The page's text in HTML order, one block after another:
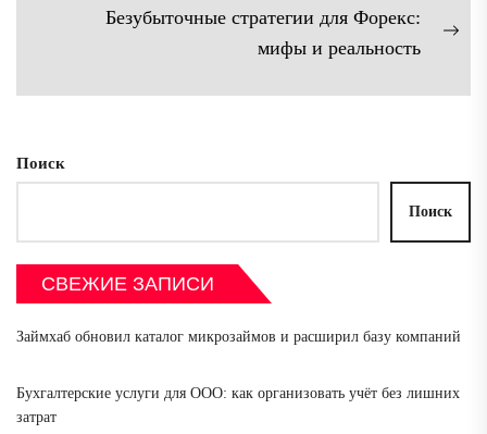
Безубыточные стратегии для Форекс:
мифы и реальность
Поиск
Поиск
СВЕЖИЕ ЗАПИСИ
Займхаб обновил каталог микрозаймов и расширил базу компаний
Бухгалтерские услуги для ООО: как организовать учёт без лишних
затрат